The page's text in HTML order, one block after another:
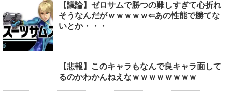
【議論】ゼロサムで勝つの難しすぎて心折れ
そうなんだがｗｗｗｗｗ⇐あの性能で勝てな
いとか・・・
【悲報】このキャラもなんで良キャラ面して
るのかわかんねえなｗｗｗｗｗｗｗｗ